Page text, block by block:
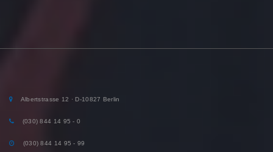
Albertstrasse 12 · D-10827 Berlin
(030) 844 14 95 - 0
(030) 844 14 95 - 99